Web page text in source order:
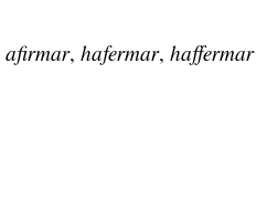
afirmar, hafermar, haffermar